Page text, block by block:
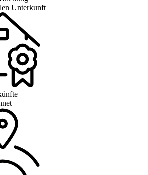
Unterkunft